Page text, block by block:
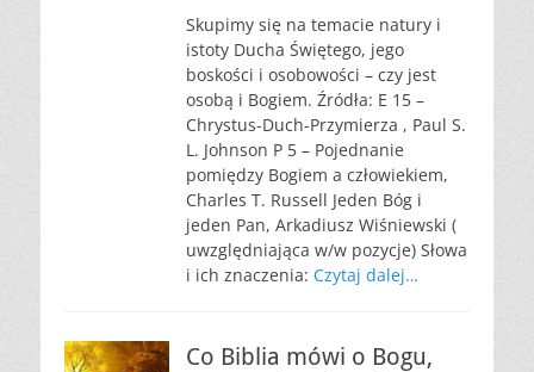
Skupimy się na temacie natury i
istoty Ducha Świętego, jego
boskości i osobowości – czy jest
osobą i Bogiem. Źródła: E 15 –
Chrystus-Duch-Przymierza , Paul S.
L. Johnson P 5 – Pojednanie
pomiędzy Bogiem a człowiekiem,
Charles T. Russell Jeden Bóg i
jeden Pan, Arkadiusz Wiśniewski (
uwzględniająca w/w pozycje) Słowa
i ich znaczenia: Czytaj dalej…
Co Biblia mówi o Bogu,